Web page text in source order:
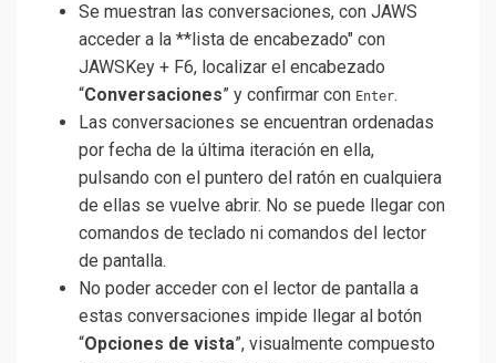
Se muestran las conversaciones, con JAWS
acceder a la **lista de encabezado" con
JAWSKey + F6, localizar el encabezado
“Conversaciones” y confirmar con Enter.
Las conversaciones se encuentran ordenadas
por fecha de la última iteración en ella,
pulsando con el puntero del ratón en cualquiera
de ellas se vuelve abrir. No se puede llegar con
comandos de teclado ni comandos del lector
de pantalla.
No poder acceder con el lector de pantalla a
estas conversaciones impide llegar al botón
“Opciones de vista”, visualmente compuesto